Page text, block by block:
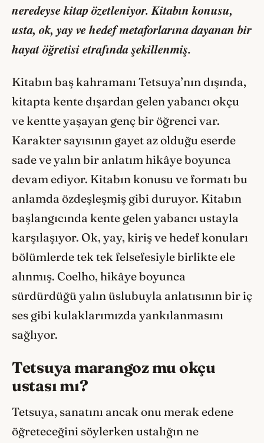
neredeyse kitap özetleniyor. Kitabın konusu,
usta, ok, yay ve hedef metaforlarına dayanan bir
hayat öğretisi etrafında şekillenmiş.
Kitabın baş kahramanı Tetsuya’nın dışında,
kitapta kente dışardan gelen yabancı okçu
ve kentte yaşayan genç bir öğrenci var.
Karakter sayısının gayet az olduğu eserde
sade ve yalın bir anlatım hikâye boyunca
devam ediyor. Kitabın konusu ve formatı bu
anlamda özdeşleşmiş gibi duruyor. Kitabın
başlangıcında kente gelen yabancı ustayla
karşılaşıyor. Ok, yay, kiriş ve hedef konuları
bölümlerde tek tek felsefesiyle birlikte ele
alınmış. Coelho, hikâye boyunca
sürdürdüğü yalın üslubuyla anlatısının bir iç
ses gibi kulaklarımızda yankılanmasını
sağlıyor.
Tetsuya marangoz mu okçu
ustası mı?
Tetsuya, sanatını ancak onu merak edene
öğreteceğini söylerken ustalığın ne